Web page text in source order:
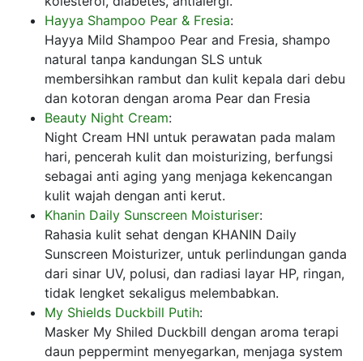
Hayya Shampoo Pear & Fresia:
Hayya Mild Shampoo Pear and Fresia, shampo
natural tanpa kandungan SLS untuk
membersihkan rambut dan kulit kepala dari debu
dan kotoran dengan aroma Pear dan Fresia
Beauty Night Cream:
Night Cream HNI untuk perawatan pada malam
hari, pencerah kulit dan moisturizing, berfungsi
sebagai anti aging yang menjaga kekencangan
kulit wajah dengan anti kerut.
Khanin Daily Sunscreen Moisturiser:
Rahasia kulit sehat dengan KHANIN Daily
Sunscreen Moisturizer, untuk perlindungan ganda
dari sinar UV, polusi, dan radiasi layar HP, ringan,
tidak lengket sekaligus melembabkan.
My Shields Duckbill Putih:
Masker My Shiled Duckbill dengan aroma terapi
daun peppermint menyegarkan, menjaga system